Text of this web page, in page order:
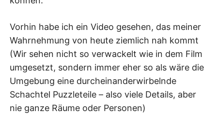
Vorhin habe ich ein Video gesehen, das meiner
Wahrnehmung von heute ziemlich nah kommt
(Wir sehen nicht so verwackelt wie in dem Film
umgesetzt, sondern immer eher so als wäre die
Umgebung eine durcheinanderwirbelnde
Schachtel Puzzleteile – also viele Details, aber
nie ganze Räume oder Personen)